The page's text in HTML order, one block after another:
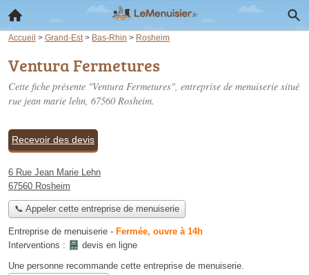
Accueil > Grand-Est > Bas-Rhin > Rosheim
Ventura Fermetures
Cette fiche présente "Ventura Fermetures", entreprise de menuiserie situé
rue jean marie lehn, 67560 Rosheim.
Recevoir des devis
6 Rue Jean Marie Lehn
67560 Rosheim
📞 Appeler cette entreprise de menuiserie
Entreprise de menuiserie - Fermée, ouvre à 14h
Interventions :
devis en ligne
Une personne recommande cette entreprise de menuiserie.